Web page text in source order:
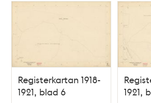
Registerkartan 1918-
1921, blad 6
1921,